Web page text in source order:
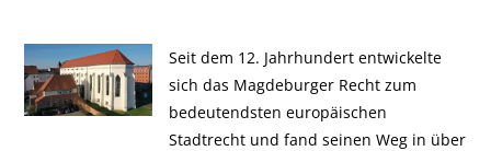
Seit dem 12. Jahrhundert entwickelte
sich das Magdeburger Recht zum
bedeutendsten europäischen
Stadtrecht und fand seinen Weg in über